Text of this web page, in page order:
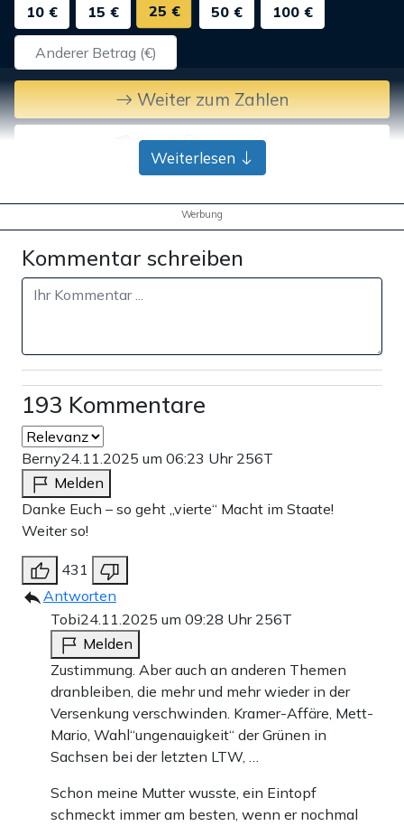
10 €
15 € 25 € 50 € 100 €
Weiter zum Zahlen
Bank-Überweisung
Weiterlesen
Werbung
Kommentar schreiben
193 Kommentare
Berny24.11.2025 um 06:23 Uhr 256T
Melden
Danke Euch – so geht „vierte“ Macht im Staate!
Weiter so!
431
Antworten
Tobi24.11.2025 um 09:28 Uhr 256T
Melden
Zustimmung. Aber auch an anderen Themen
dranbleiben, die mehr und mehr wieder in der
Versenkung verschwinden. Kramer-Affäre, Mett-
Mario, Wahl“ungenauigkeit“ der Grünen in
Sachsen bei der letzten LTW, …
Schon meine Mutter wusste, ein Eintopf
schmeckt immer am besten, wenn er nochmal